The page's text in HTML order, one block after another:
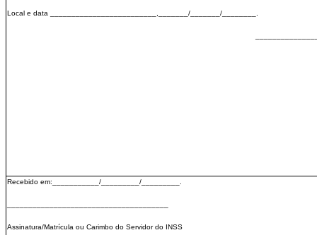
Local e data _________________________,_______/_______/________.
Recebido em:___________/_________/_________.
Assinatura/Matrícula ou Carimbo do Servidor do INSS